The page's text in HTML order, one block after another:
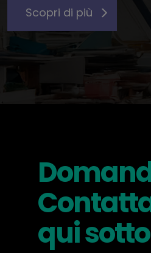
Scopri di più
qui